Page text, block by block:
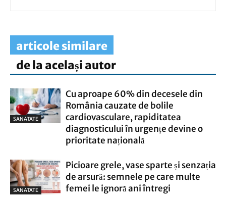
articole similare
de la același autor
SANATATE
Cu aproape 60% din decesele din
România cauzate de bolile
cardiovasculare, rapiditatea
diagnosticului în urgențe devine o
prioritate națională
SANATATE
Picioare grele, vase sparte și senzația
de arsură: semnele pe care multe
femei le ignoră ani întregi